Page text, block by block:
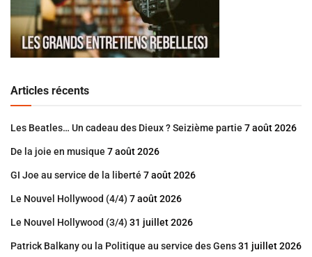
Articles récents
Les Beatles… Un cadeau des Dieux ? Seizième partie 7 août 2026
De la joie en musique 7 août 2026
GI Joe au service de la liberté 7 août 2026
Le Nouvel Hollywood (4/4) 7 août 2026
Le Nouvel Hollywood (3/4) 31 juillet 2026
Patrick Balkany ou la Politique au service des Gens31 juillet 2026